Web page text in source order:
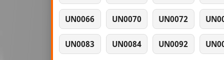
UN0066 UN0070 UN0072
UN0083 UN0084 UN0092